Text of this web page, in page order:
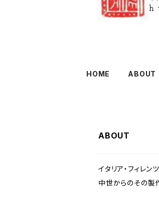
HOME ABOUT
ABOUT
イタリア・フィレ
中世からのその製